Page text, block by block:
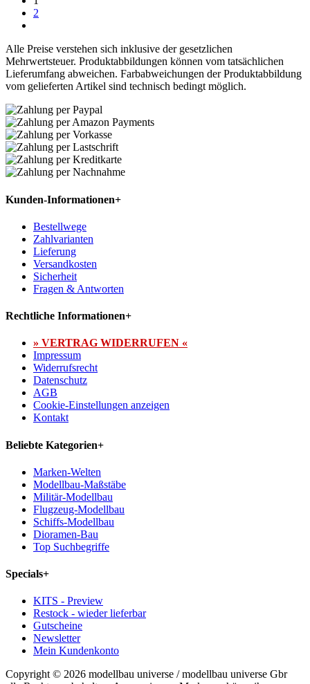
2
Alle Preise verstehen sich inklusive der gesetzlichen
Mehrwertsteuer. Produktabbildungen können vom tatsächlichen
Lieferumfang abweichen. Farbabweichungen der Produktabbildung
vom gelieferten Artikel sind technisch bedingt möglich.
Kunden-Informationen+
Bestellwege
Zahlvarianten
Lieferung
Versandkosten
Sicherheit
Fragen & Antworten
Rechtliche Informationen+
» VERTRAG WIDERRUFEN «
Impressum
Widerrufsrecht
Datenschutz
AGB
Cookie-Einstellungen anzeigen
Kontakt
Beliebte Kategorien+
Marken-Welten
Modellbau-Maßstäbe
Militär-Modellbau
Flugzeug-Modellbau
Schiffs-Modellbau
Dioramen-Bau
Top Suchbegriffe
Specials+
KITS - Preview
Restock - wieder lieferbar
Gutscheine
Newsletter
Mein Kundenkonto
Copyright © 2026 modellbau universe / modellbau universe Gbr